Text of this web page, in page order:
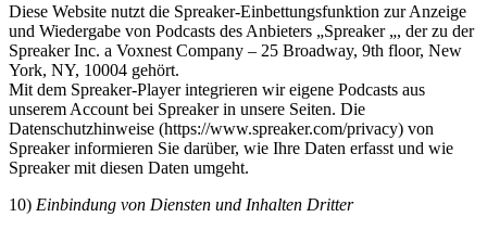
Diese Website nutzt die Spreaker-Einbettungsfunktion zur Anzeige
und Wiedergabe von Podcasts des Anbieters „Spreaker „, der zu der
Spreaker Inc. a Voxnest Company – 25 Broadway, 9th floor, New
York, NY, 10004 gehört.
Mit dem Spreaker-Player integrieren wir eigene Podcasts aus
unserem Account bei Spreaker in unsere Seiten. Die
Datenschutzhinweise (https://www.spreaker.com/privacy) von
Spreaker informieren Sie darüber, wie Ihre Daten erfasst und wie
Spreaker mit diesen Daten umgeht.
10) Einbindung von Diensten und Inhalten Dritter